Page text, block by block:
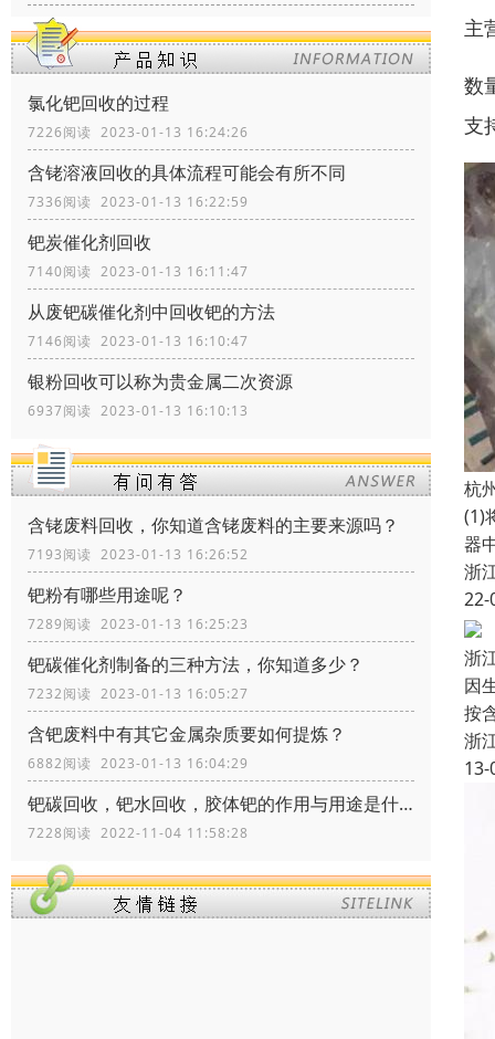
氯化钯回收的过程
7226阅读 2023-01-13 16:24:26
含铑溶液回收的具体流程可能会有所不同
7336阅读 2023-01-13 16:22:59
钯炭催化剂回收
7140阅读 2023-01-13 16:11:47
从废钯碳催化剂中回收钯的方法
7146阅读 2023-01-13 16:10:47
银粉回收可以称为贵金属二次资源
6937阅读 2023-01-13 16:10:13
含铑废料回收，你知道含铑废料的主要来源吗？
7193阅读 2023-01-13 16:26:52
钯粉有哪些用途呢？
7289阅读 2023-01-13 16:25:23
钯碳催化剂制备的三种方法，你知道多少？
7232阅读 2023-01-13 16:05:27
含钯废料中有其它金属杂质要如何提炼？
6882阅读 2023-01-13 16:04:29
钯碳回收，钯水回收，胶体钯的作用与用途是什么
7228阅读 2022-11-04 11:58:28
主
数
支
杭
(1)
器
浙
22-
浙
因
按
浙
13-